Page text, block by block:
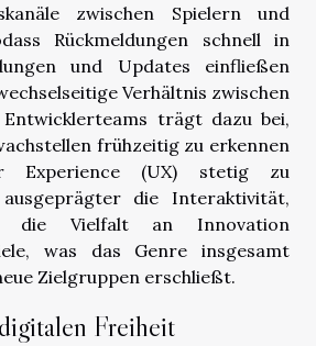
zwischen Spielern und
Rückmeldungen schnell in
und Updates einfließen
Verhältnis zwischen
Entwicklerteams trägt dazu bei,
frühzeitig zu erkennen
Experience (UX) stetig zu
die Interaktivität,
die Vielfalt an Innovation
was das Genre insgesamt
Zielgruppen erschließt.
Freiheit